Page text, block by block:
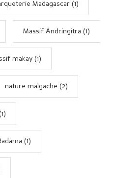
Madagascar (1)
Massif Andringitra (1)
makay (1)
nature malgache (2)
(1)